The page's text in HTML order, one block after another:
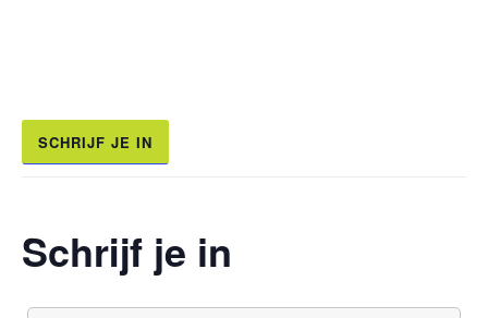
SCHRIJF JE IN
Schrijf je in